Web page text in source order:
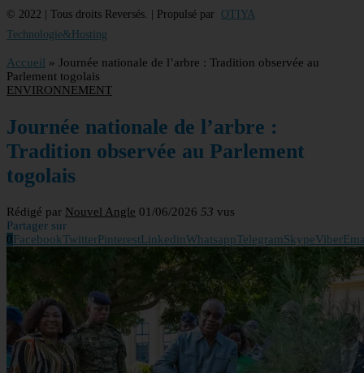
© 2022 | Tous droits Reversés. | Propulsé par OTIYA
Technologie&Hosting
Accueil » Journée nationale de l’arbre : Tradition observée au
Parlement togolais
ENVIRONNEMENT
Journée nationale de l’arbre :
Tradition observée au Parlement
togolais
Rédigé par Nouvel Angle 01/06/2026 53 vus
Partager sur
0FacebookTwitterPinterestLinkedinWhatsappTelegramSkypeViber